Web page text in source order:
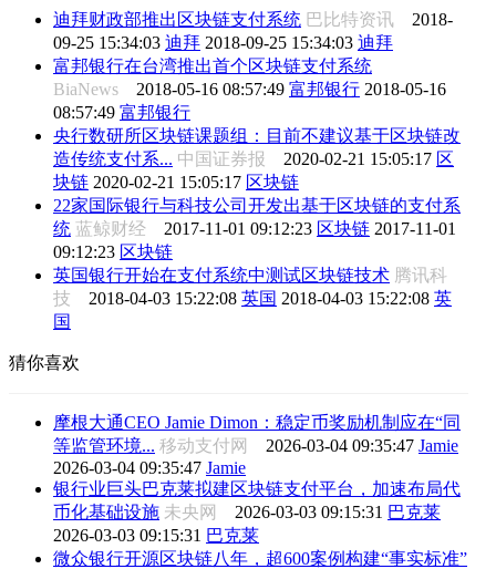
迪拜财政部推出区块链支付系统 巴比特资讯 2018-
09-25 15:34:03 迪拜 2018-09-25 15:34:03 迪拜
富邦银行在台湾推出首个区块链支付系统
BiaNews 2018-05-16 08:57:49 富邦银行 2018-05-16
08:57:49 富邦银行
央行数研所区块链课题组：目前不建议基于区块链改
造传统支付系... 中国证券报 2020-02-21 15:05:17 区
块链 2020-02-21 15:05:17 区块链
22家国际银行与科技公司开发出基于区块链的支付系
统 蓝鲸财经 2017-11-01 09:12:23 区块链 2017-11-01
09:12:23 区块链
英国银行开始在支付系统中测试区块链技术 腾讯科
技 2018-04-03 15:22:08 英国 2018-04-03 15:22:08 英
国
猜你喜欢
摩根大通CEO Jamie Dimon：稳定币奖励机制应在“同
等监管环境... 移动支付网 2026-03-04 09:35:47 Jamie
2026-03-04 09:35:47 Jamie
银行业巨头巴克莱拟建区块链支付平台，加速布局代
币化基础设施 未央网 2026-03-03 09:15:31 巴克莱
2026-03-03 09:15:31 巴克莱
微众银行开源区块链八年，超600案例构建“事实标准”